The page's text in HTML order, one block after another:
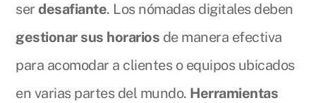
serdesafiante. Los nómadas digitales deben
gestionar sus horarios de manera efectiva
para acomodar a clientes o equipos ubicados
en varias partes del mundo. Herramientas